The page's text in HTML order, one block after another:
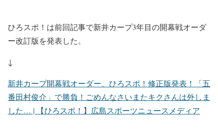
ひろスポ！は前回記事で新井カープ3年目の開幕戦オーダ
ー改訂版を発表した。
↓
新井カープ開幕戦オーダー、ひろスポ！修正版発表！「五
番田村俊介」で勝負！ごめんなさいまたキクさんは外しま
した… | 【ひろスポ！】広島スポーツニュースメディア